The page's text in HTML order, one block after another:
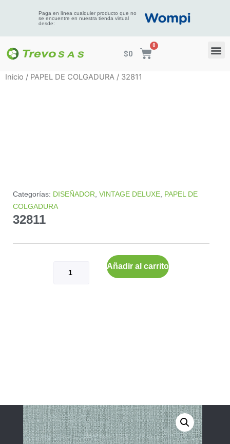
Paga en línea cualquier producto que no
se encuentre en nuestra tienda virtual
desde:
$0
Inicio / PAPEL DE COLGADURA / 32811
Categorías: DISEÑADOR VINTAGE DELUXE PAPEL DE
COLGADURA
32811
Añadir al carrito